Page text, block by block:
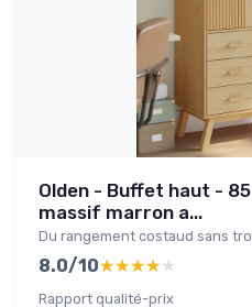
Olden - Buffet haut -
massif marron a...
Du rangement costaud sans
8.0/10★★★★★
★★★★★
Rapport qualité-prix